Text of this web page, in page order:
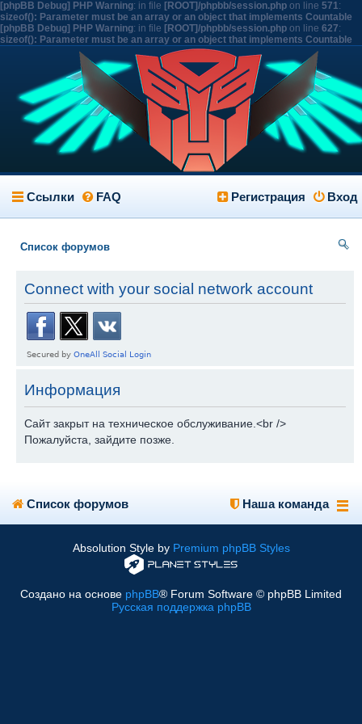
[phpBB Debug] PHP Warning: in file [ROOT]/phpbb/session.php on line 571:
sizeof(): Parameter must be an array or an object that implements Countable
[phpBB Debug] PHP Warning: in file [ROOT]/phpbb/session.php on line 627:
sizeof(): Parameter must be an array or an object that implements Countable
Ссылки FAQ Вход
Регистрация
Список форумов
Connect with your social network account
Информация
Сайт закрыт на техническое обслуживание.<br />
Пожалуйста, зайдите позже.
Список форумов Наша команда
Absolution Style by Premium phpBB Styles
Создано на основе phpBB® Forum Software © phpBB Limited
Русская поддержка phpBB